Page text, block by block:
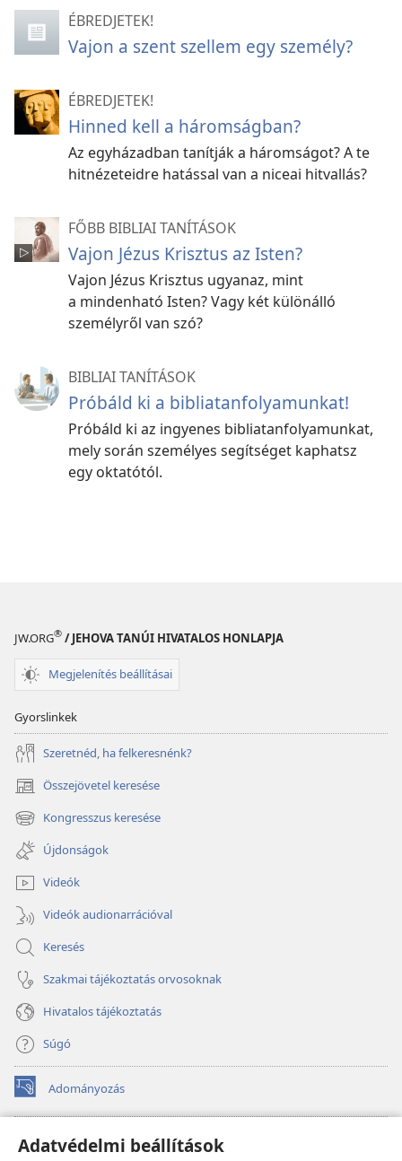
Adatvédelmi beállítások
ÉBREDJETEK!
Vajon a szent szellem egy személy?
ÉBREDJETEK!
Hinned kell a háromságban?
Az egyházadban tanítják a háromságot? A te
hitnézeteidre hatással van a niceai hitvallás?
FŐBB BIBLIAI TANÍTÁSOK
Vajon Jézus Krisztus az Isten?
Vajon Jézus Krisztus ugyanaz, mint
a mindenható Isten? Vagy két különálló
személyről van szó?
BIBLIAI TANÍTÁSOK
Próbáld ki a bibliatanfolyamunkat!
Próbáld ki az ingyenes bibliatanfolyamunkat,
mely során személyes segítséget kaphatsz
egy oktatótól.
JW.ORG® / JEHOVA TANÚI HIVATALOS HONLAPJA
Megjelenítés beállításai
Gyorslinkek
Szeretnéd, ha felkeresnénk?
Összejövetel keresése
(opens
new
window)
Kongresszus keresése
(opens
new
window)
Újdonságok
Videók
Videók audionarrációval
Keresés
Szakmai tájékoztatás orvosoknak
Hivatalos tájékoztatás
Súgó
Adományozás
(opens
new
Őrtorony ONLINE KÖNYVTÁR
(opens